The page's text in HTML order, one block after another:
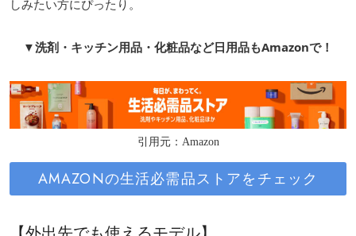
しみたい方にぴったり。
▼洗剤・キッチン用品・化粧品など日用品もAmazonで！
引用元：Amazon
AMAZONの生活必需品ストアをチェック